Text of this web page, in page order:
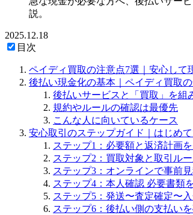
説。
2025.12.18
目次
ペイディ買取の注意点7選｜安心して
後払い現金化の基本｜ペイディ買取
後払いサービスと「買取」を組
規約やルールの確認は最優先
こんな人に向いているケース
安心取引のステップガイド｜はじめ
ステップ1：必要額と返済計画
ステップ2：買取対象と取引ル
ステップ3：オンラインで事前見
ステップ4：本人確認 必要書類
ステップ5：発送〜査定確定〜
ステップ6：後払い側の支払い